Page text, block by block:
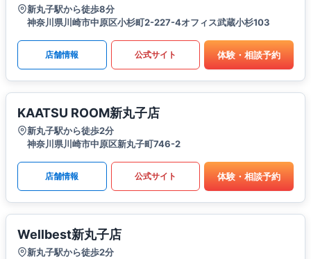
新丸子駅から徒歩8分
神奈川県川崎市中原区小杉町2-227-4オフィス武蔵小杉103
店舗情報 公式サイト 体験・相談予約
KAATSU ROOM新丸子店
新丸子駅から徒歩2分
神奈川県川崎市中原区新丸子町746-2
店舗情報 公式サイト 体験・相談予約
Wellbest新丸子店
新丸子駅から徒歩2分